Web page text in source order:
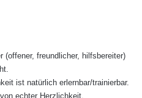
(offener, freundlicher, hilfsbereiter)
ist natürlich erlernbar/trainierbar.
echter Herzlichkeit.